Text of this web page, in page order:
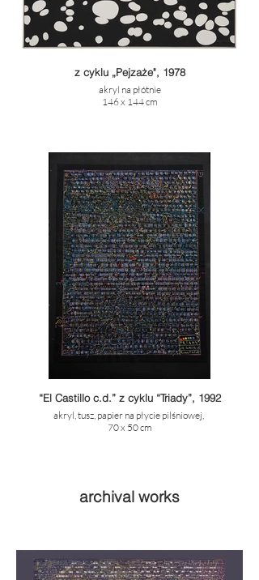
z cyklu „Pejzaże", 1978
akryl na płótnie
146 x 144 cm
“El Castillo c.d.” z cyklu “Triady”, 1992
akryl, tusz, papier na płycie pilśniowej,
70 x 50 cm
archival works